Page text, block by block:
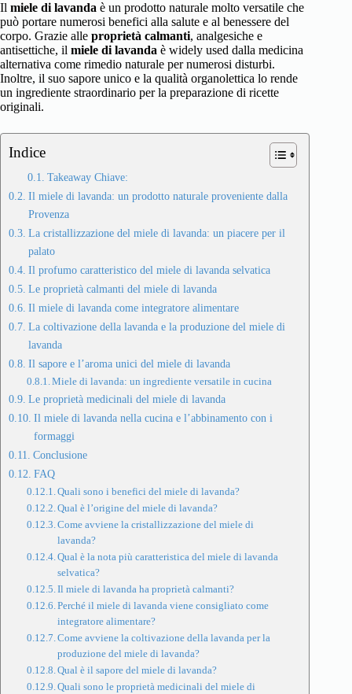
Il miele di lavanda è un prodotto naturale molto versatile che
può portare numerosi benefici alla salute e al benessere del
corpo. Grazie alle proprietà calmanti, analgesiche e
antisettiche, il miele di lavanda è widely used dalla medicina
alternativa come rimedio naturale per numerosi disturbi.
Inoltre, il suo sapore unico e la qualità organolettica lo rende
un ingrediente straordinario per la preparazione di ricette
originali.
Indice
Takeaway Chiave:
Il miele di lavanda: un prodotto naturale proveniente dalla
Provenza
La cristallizzazione del miele di lavanda: un piacere per il
palato
Il profumo caratteristico del miele di lavanda selvatica
Le proprietà calmanti del miele di lavanda
Il miele di lavanda come integratore alimentare
La coltivazione della lavanda e la produzione del miele di
lavanda
Il sapore e l’aroma unici del miele di lavanda
Miele di lavanda: un ingrediente versatile in cucina
Le proprietà medicinali del miele di lavanda
Il miele di lavanda nella cucina e l’abbinamento con i
formaggi
Conclusione
FAQ
Quali sono i benefici del miele di lavanda?
Qual è l’origine del miele di lavanda?
Come avviene la cristallizzazione del miele di
lavanda?
Qual è la nota più caratteristica del miele di lavanda
selvatica?
Il miele di lavanda ha proprietà calmanti?
Perché il miele di lavanda viene consigliato come
integratore alimentare?
Come avviene la coltivazione della lavanda per la
produzione del miele di lavanda?
Qual è il sapore del miele di lavanda?
Quali sono le proprietà medicinali del miele di